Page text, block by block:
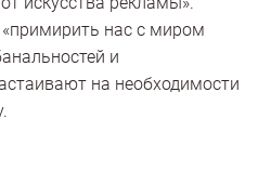
нас с миром
и
на необходимости